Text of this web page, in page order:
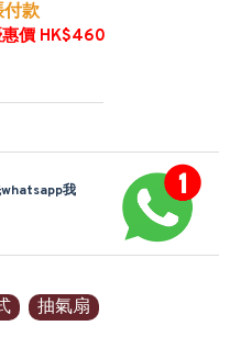
付款
價 HK$460
whatsapp我
抽氣扇